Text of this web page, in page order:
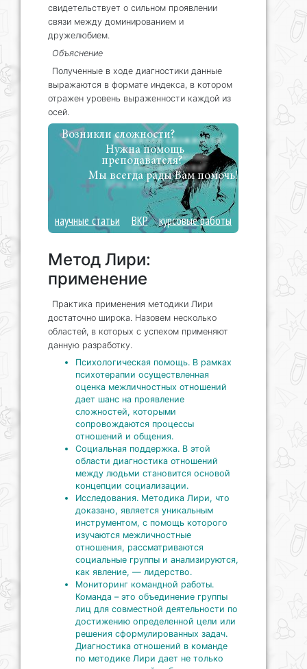
свидетельствует о сильном проявлении
связи между доминированием и
дружелюбием.
Объяснение
Полученные в ходе диагностики данные
выражаются в формате индекса, в котором
отражен уровень выраженности каждой из
осей.
Возникли сложности?
Нужна помощь
преподавателя?
Мы всегда рады Вам помочь!
научные статьи ВКР курсовые работы
Метод Лири:
применение
Практика применения методики Лири
достаточно широка. Назовем несколько
областей, в которых с успехом применяют
данную разработку.
Психологическая помощь. В рамках
психотерапии осуществленная
оценка межличностных отношений
дает шанс на проявление
сложностей, которыми
сопровождаются процессы
отношений и общения.
Социальная поддержка. В этой
области диагностика отношений
между людьми становится основой
концепции социализации.
Исследования. Методика Лири, что
доказано, является уникальным
инструментом, с помощь которого
изучаются межличностные
отношения, рассматриваются
социальные группы и анализируются,
как явление, — лидерство.
Мониторинг командной работы.
Команда – это объединение группы
лиц для совместной деятельности по
достижению определенной цели или
решения сформулированных задач.
Диагностика отношений в команде
по методике Лири дает не только